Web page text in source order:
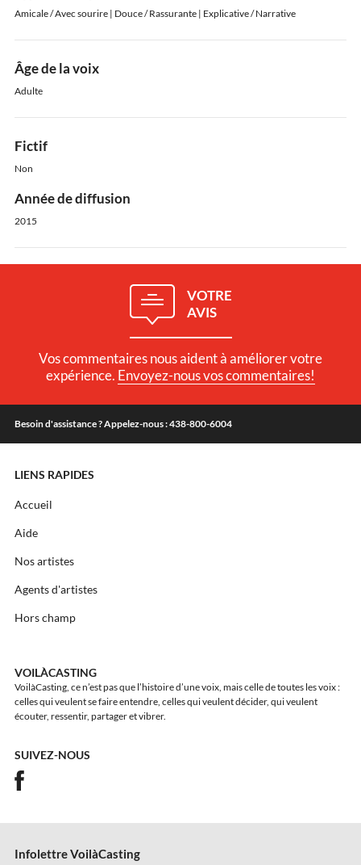
Amicale / Avec sourire | Douce / Rassurante | Explicative / Narrative
Âge de la voix
Adulte
Fictif
Non
Année de diffusion
2015
VOTRE
AVIS
Vos commentaires nous aident à améliorer votre
expérience. Envoyez-nous vos commentaires!
Besoin d'assistance ? Appelez-nous : 438-800-6004
LIENS RAPIDES
Accueil
Aide
Nos artistes
Agents d'artistes
Hors champ
VOILÀCASTING
VoilàCasting, ce n’est pas que l’histoire d’une voix, mais celle de toutes les voix :
celles qui veulent se faire entendre, celles qui veulent décider, qui veulent
écouter, ressentir, partager et vibrer.
SUIVEZ-NOUS
Infolettre VoilàCasting